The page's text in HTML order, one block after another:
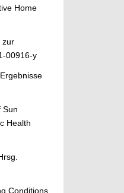
Home
zur
00916-y
Sun
Health
Conditions